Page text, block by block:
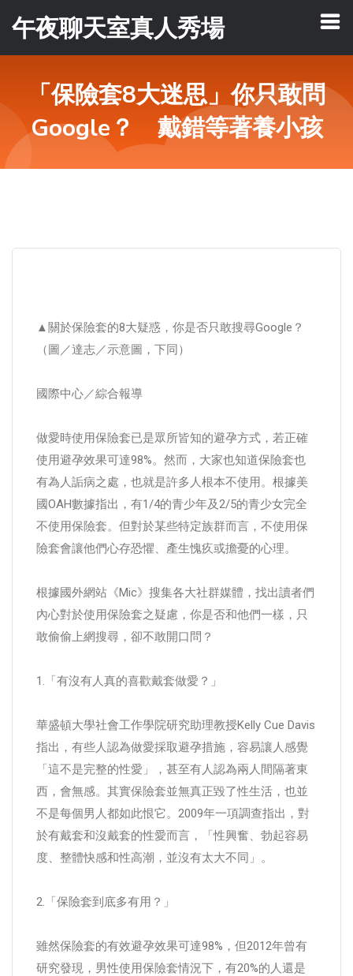
午夜聊天室真人秀場
「保險套8大迷思」你只敢問
Google？ 戴錯等著養小孩
▲關於保險套的8大疑惑，你是否只敢搜尋Google？
（圖／達志／示意圖，下同）
國際中心／綜合報導
做愛時使用保險套已是眾所皆知的避孕方式，若正確
使用避孕效果可達98%。然而，大家也知道保險套也
有為人詬病之處，也就是許多人根本不使用。根據美
國OAH數據指出，有1/4的青少年及2/5的青少女完全
不使用保險套。但對於某些特定族群而言，不使用保
險套會讓他們心存恐懼、產生愧疚或擔憂的心理。
根據國外網站《Mic》搜集各大社群媒體，找出讀者們
內心對於使用保險套之疑慮，你是否和他們一樣，只
敢偷偷上網搜尋，卻不敢開口問？
1.「有沒有人真的喜歡戴套做愛？」
華盛頓大學社會工作學院研究助理教授Kelly Cue Davis
指出，有些人認為做愛採取避孕措施，容易讓人感覺
「這不是完整的性愛」，甚至有人認為兩人間隔著東
西，會無感。其實保險套並無真正毀了性生活，也並
不是每個男人都如此恨它。2009年一項調查指出，對
於有戴套和沒戴套的性愛而言，「性興奮、勃起容易
度、整體快感和性高潮，並沒有太大不同」。
2.「保險套到底多有用？」
雖然保險套的有效避孕效果可達98%，但2012年曾有
研究發現，男性使用保險套情況下，有20%的人還是